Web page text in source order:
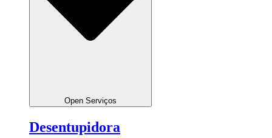
Open Serviços
Desentupidora